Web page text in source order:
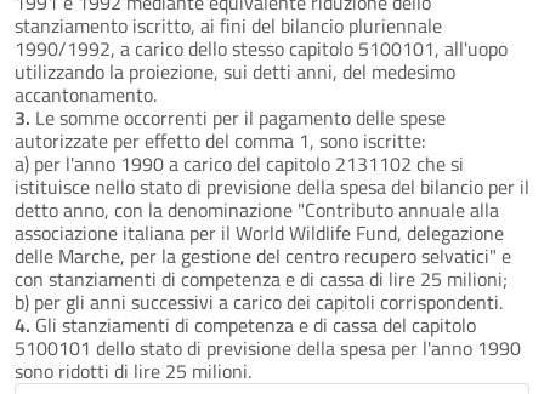
stanziamento iscritto, ai fini del bilancio pluriennale
1990/1992, a carico dello stesso capitolo 5100101, all'uopo
utilizzando la proiezione, sui detti anni, del medesimo
accantonamento.
3. Le somme occorrenti per il pagamento delle spese
autorizzate per effetto del comma 1, sono iscritte:
a) per l'anno 1990 a carico del capitolo 2131102 che si
istituisce nello stato di previsione della spesa del bilancio per il
detto anno, con la denominazione "Contributo annuale alla
associazione italiana per il World Wildlife Fund, delegazione
delle Marche, per la gestione del centro recupero selvatici" e
con stanziamenti di competenza e di cassa di lire 25 milioni;
b) per gli anni successivi a carico dei capitoli corrispondenti.
4. Gli stanziamenti di competenza e di cassa del capitolo
5100101 dello stato di previsione della spesa per l'anno 1990
sono ridotti di lire 25 milioni.